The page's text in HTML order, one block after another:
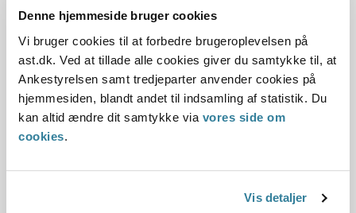
Denne hjemmeside bruger cookies
Vi bruger cookies til at forbedre brugeroplevelsen på
ast.dk. Ved at tillade alle cookies giver du samtykke til, at
Ankestyrelsen samt tredjeparter anvender cookies på
hjemmesiden, blandt andet til indsamling af statistik. Du
kan altid ændre dit samtykke via vores side om
cookies.
Vis detaljer
09-09-2021
Børneområdet Underretninger
Hvert år modtager kommunerne mange underretninger
grundet bekymring for børn og unge. Måske er det mindre
kendt, at Ankestyrelsen også modtager en del